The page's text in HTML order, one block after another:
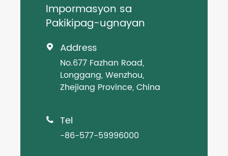
Impormasyon sa
Pakikipag-ugnayan
 Address
No.677 Fazhan Road,
Longgang, Wenzhou,
Zhejiang Province, China
 Tel
-86-577-59996000